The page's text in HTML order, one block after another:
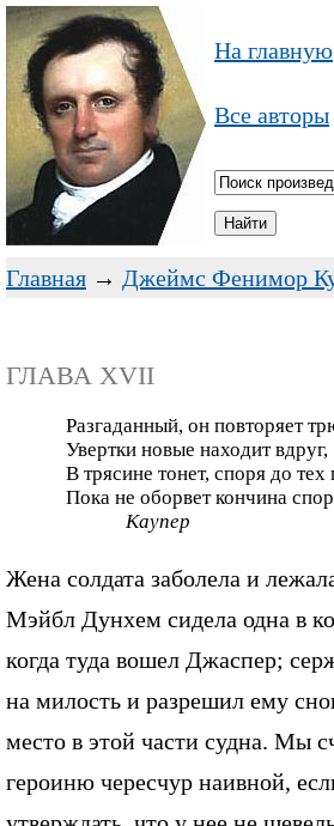
На главную
Все авторы
Главная → Джеймс Фенимор
ГЛАВА XVII
Разгаданный, он повторяет
Увертки новые находит вдруг,
В трясине тонет, споря до тех
Пока не оборвет кончина
Каупер
Жена солдата заболела и
Мэйбл Дунхем сидела одна в
когда туда вошел Джаспер;
на милость и разрешил ему
место в этой части судна. Мы
героиню чересчур наивной,